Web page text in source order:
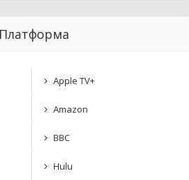
Платформа
Apple TV+
Amazon
BBC
Hulu